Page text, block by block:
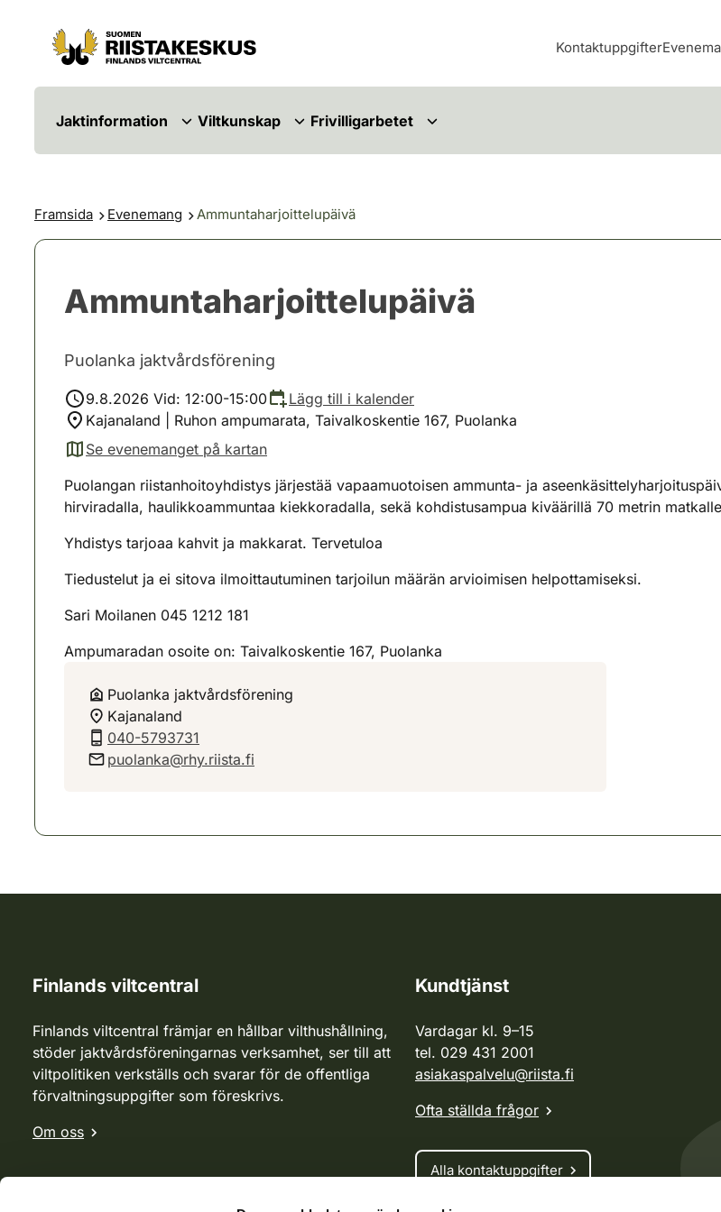
Hoppa till innehåll
Gå till webbplatskartan
Kontaktuppgifter
Jaktinformation Viltkunskap Frivilligarbetet
Framsida Evenemang Ammuntaharjoittelupäivä
Ammuntaharjoittelupäivä
Puolanka jaktvårdsförening
9.8.2026 Vid: 12:00-15:00
Lägg till i kalender
Kajanaland | Ruhon ampumarata, Taivalkoskentie 167, Puolanka
Se evenemanget på kartan
(avautuu uuteen välilehteen)
Puolangan riistanhoitoyhdistys järjestää vapaamuotoisen ammunta- ja
hirviradalla, haulikkoammuntaa kiekkoradalla, sekä kohdistusampua kiväärillä 70 metrin
Yhdistys tarjoaa kahvit ja makkarat. Tervetuloa
Tiedustelut ja ei sitova ilmoittautuminen tarjoilun määrän arvioimisen helpottamiseksi.
Sari Moilanen 045 1212 181
Ampumaradan osoite on: Taivalkoskentie 167, Puolanka
Puolanka jaktvårdsförening
Kajanaland
040-5793731
puolanka@rhy.riista.fi
Finlands viltcentral
Finlands viltcentral främjar en hållbar vilthushållning,
stöder jaktvårdsföreningarnas verksamhet, ser till att
viltpolitiken verkställs och svarar för de offentliga
förvaltningsuppgifter som föreskrivs.
Om oss
Kundtjänst
Vardagar kl. 9–15
tel. 029 431 2001
asiakaspalvelu@riista.fi
Ofta ställda frågor
Alla kontaktuppgifter